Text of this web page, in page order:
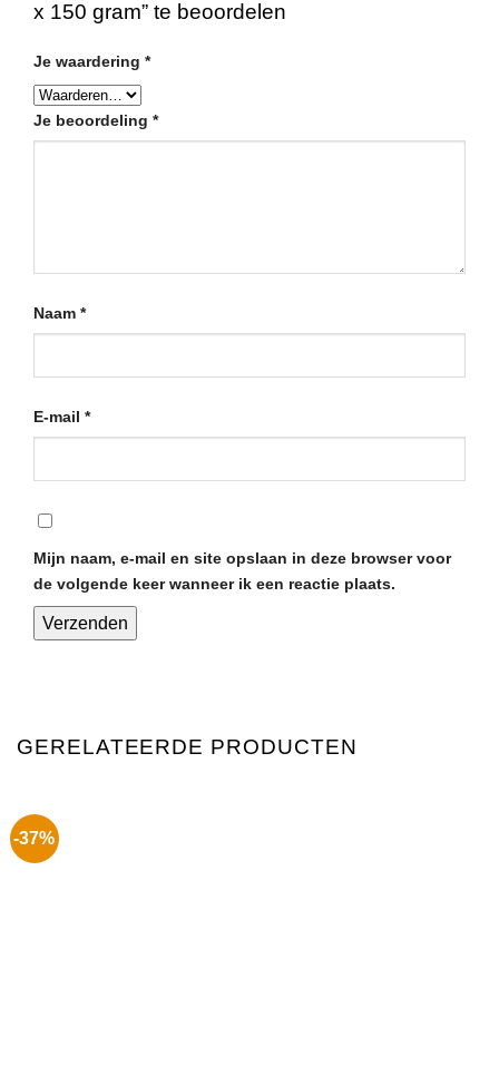
x 150 gram” te beoordelen
Je waardering *
Je beoordeling *
Naam *
E-mail *
Mijn naam, e-mail en site opslaan in deze browser voor
de volgende keer wanneer ik een reactie plaats.
GERELATEERDE PRODUCTEN
-37%